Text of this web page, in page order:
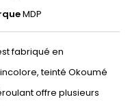
MDP
fabriqué en
teinté Okoumé
offre plusieurs